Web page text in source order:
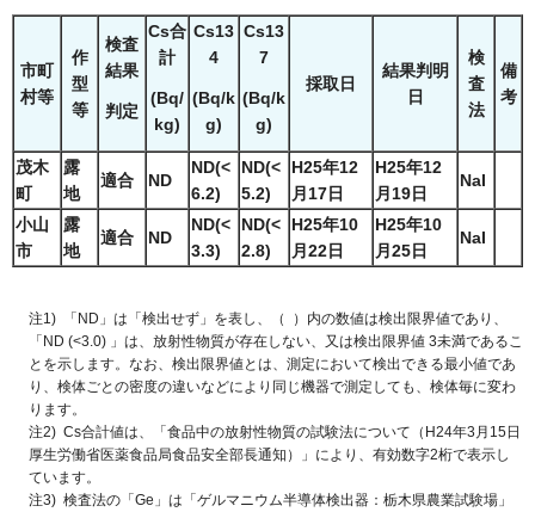
市町
村等
作
型
等
検査
結果
判定
Cs合
計
(Bq/
kg)
Cs13
4
(Bq/k
g)
Cs13
7
(Bq/k
g)
採取日
結果判明
日
検
査
法
備
考
茂木
町
露
地
適合 ND
ND(<
6.2)
ND(<
5.2)
H25年12
月17日
H25年12
月19日
NaI
小山
市
露
地
適合 ND
ND(<
3.3)
ND(<
2.8)
H25年10
月22日
H25年10
月25日
NaI
注1) 「ND」は「検出せず」を表し、（ ）内の数値は検出限界値であり、
「ND (<3.0) 」は、放射性物質が存在しない、又は検出限界値 3未満であるこ
とを示します。なお、検出限界値とは、測定において検出できる最小値であ
り、検体ごとの密度の違いなどにより同じ機器で測定しても、検体毎に変わ
ります。
注2) Cs合計値は、「食品中の放射性物質の試験法について（H24年3月15日
厚生労働省医薬食品局食品安全部長通知）」により、有効数字2桁で表示し
ています。
注3) 検査法の「Ge」は「ゲルマニウム半導体検出器：栃木県農業試験場」